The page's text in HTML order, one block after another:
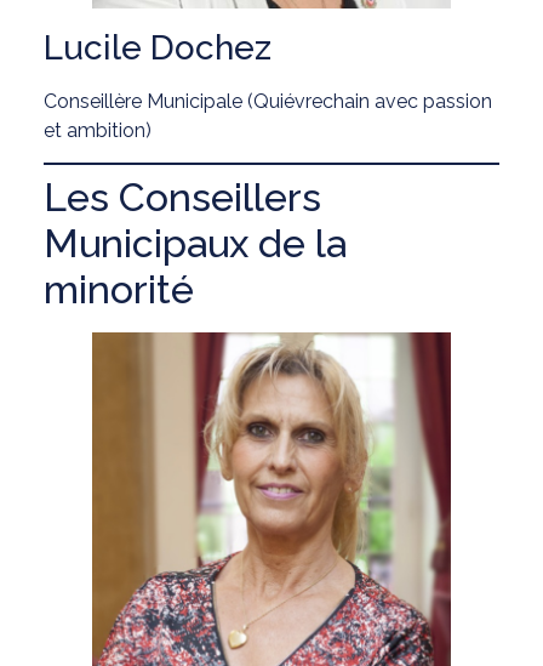
Lucile Dochez
Conseillère Municipale (Quiévrechain avec passion
et ambition)
Les Conseillers
Municipaux de la
minorité